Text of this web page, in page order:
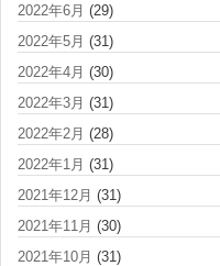
2022年6月 (29)
2022年5月 (31)
2022年4月 (30)
2022年3月 (31)
2022年2月 (28)
2022年1月 (31)
2021年12月 (31)
2021年11月 (30)
2021年10月 (31)